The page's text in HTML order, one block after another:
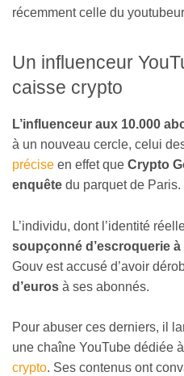
récemment celle du youtubeur
Un influenceur
caisse crypto
L’influenceur aux 10.000
à un nouveau cercle, celui
précise en effet que Crypto
enquête du parquet de Paris.
L’individu, dont l’identité
soupçonné d’escroquerie
Gouv est accusé d’avoir
d’euros à ses abonnés.
Pour abuser ces derniers, il
une chaîne YouTube dédiée à
crypto. Ses contenus ont